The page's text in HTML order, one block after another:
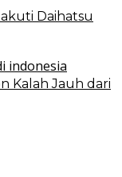
Daihatsu
Kalah Jauh dari